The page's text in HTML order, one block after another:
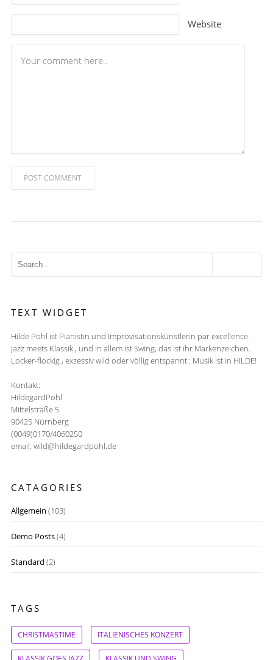
Website
POST COMMENT
TEXT WIDGET
Hilde Pohl ist Pianistin und Improvisationskünstlerin par excellence.
Jazz meets Klassik , und in allem ist Swing, das ist ihr Markenzeichen.
Locker-flockig , exzessiv wild oder völlig entspannt : Musik ist in HILDE!
Kontakt:
HildegardPohl
Mittelstraße 5
90425 Nürnberg
(0049)0170/4060250
email: wild@hildegardpohl.de
CATAGORIES
Allgemein (103)
Demo Posts(4)
Standard (2)
TAGS
CHRISTMASTIME ITALIENISCHES KONZERT